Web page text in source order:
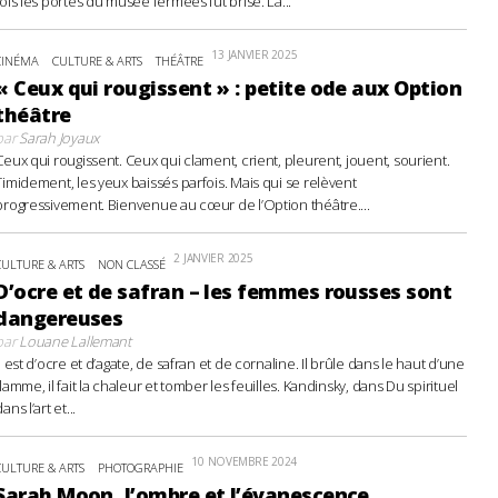
CULTURE & ARTS THÉÂTRE 13 JANVIER 2025
Ceux qui rougissent » : petite ode aux Option
Sarah Joyaux
qui rougissent. Ceux qui clament, crient, pleurent, jouent, sourient.
les yeux baissés parfois. Mais qui se relèvent
Bienvenue au cœur de l’Option théâtre....
& ARTS NON CLASSÉ 2 JANVIER 2025
et de safran – les femmes rousses sont
Louane Lallemant
est d’ocre et d’agate, de safran et de cornaline. Il brûle dans le haut d’une
il fait la chaleur et tomber les feuilles. Kandinsky, dans Du spirituel
l’art et...
& ARTS PHOTOGRAPHIE 10 NOVEMBRE 2024